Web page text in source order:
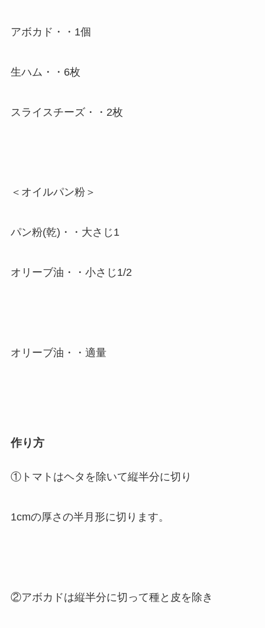
アボカド・・1個
生ハム・・6枚
スライスチーズ・・2枚
＜オイルパン粉＞
パン粉(乾)・・大さじ1
オリーブ油・・小さじ1/2
オリーブ油・・適量
作り方
①トマトはヘタを除いて縦半分に切り
1cmの厚さの半月形に切ります。
②アボカドは縦半分に切って種と皮を除き